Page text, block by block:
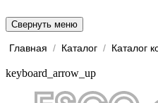
Свернуть меню
Главная / Каталог / Каталог
keyboard_arrow_up